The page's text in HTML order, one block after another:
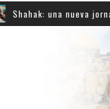
nueva jornada para